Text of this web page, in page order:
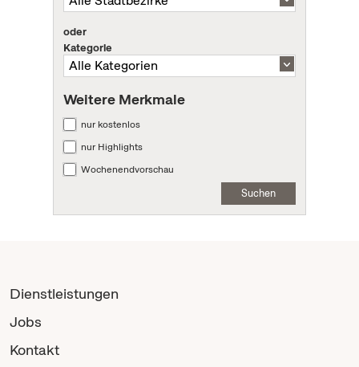
oder
Kategorie
Weitere Merkmale
nur kostenlos
nur Highlights
Wochenendvorschau
Suchen
Dienstleistungen
Jobs
Kontakt